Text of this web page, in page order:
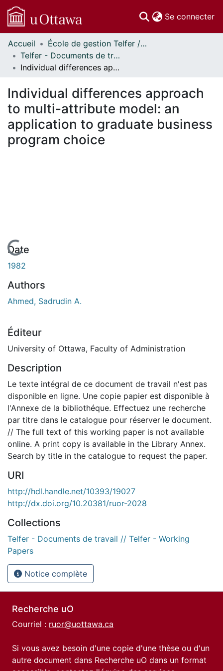
Se connecter
Communautés
et collections
Parcourir
À propos
Accueil
École de gestion Telfer // Telfer School of Management
Telfer - Documents de travail // Telfer - Working Papers
Individual differences approach to multi-attribute model: an application to graduate business program choice
Individual differences approach
to multi-attribute model: an
application to graduate business
program choice
En cours de chargement...
Date
1982
Authors
Ahmed, Sadrudin A.
Éditeur
University of Ottawa, Faculty of Administration
Description
Le texte intégral de ce document de travail n'est pas
disponible en ligne. Une copie papier est disponible à
l'Annexe de la bibliothéque. Effectuez une recherche
par titre dans le catalogue pour réserver le document.
// The full text of this working paper is not available
online. A print copy is available in the Library Annex.
Search by title in the catalogue to request the paper.
URI
http://hdl.handle.net/10393/19027
http://dx.doi.org/10.20381/ruor-2028
Collections
Telfer - Documents de travail // Telfer - Working
Papers
Notice complète
Recherche uO
Courriel : ruor@uottawa.ca
Si vous avez besoin d'une copie d'une thèse ou d'un
autre document dans Recherche uO dans un format